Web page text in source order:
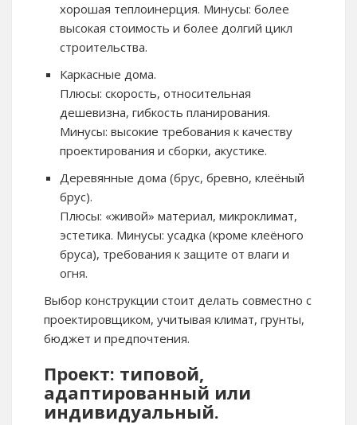
хорошая теплоинерция. Минусы: более
высокая стоимость и более долгий цикл
строительства.
Каркасные дома.
Плюсы: скорость, относительная
дешевизна, гибкость планирования.
Минусы: высокие требования к качеству
проектирования и сборки, акустике.
Деревянные дома (брус, бревно, клеёный
брус).
Плюсы: «живой» материал, микроклимат,
эстетика. Минусы: усадка (кроме клеёного
бруса), требования к защите от влаги и
огня.
Выбор конструкции стоит делать совместно с
проектировщиком, учитывая климат, грунты,
бюджет и предпочтения.
Проект: типовой,
адаптированный или
индивидуальный.